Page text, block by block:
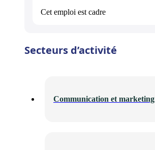
Cet emploi estcadre
Secteurs d’activité
Communication et marketing